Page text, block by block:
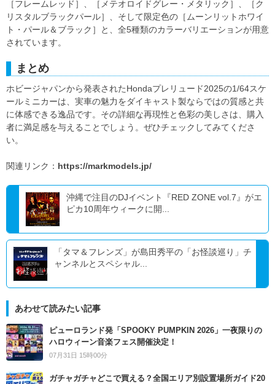
［フレームレッド］、［メテオロイドグレー・メタリック］、［ク
リスタルブラックパール］、そして限定色の［ムーンリットホワイ
ト・パール＆ブラック］と、全5種類のカラーバリエーションが用意
されています。
まとめ
ホビージャパンから発表されたHondaプレリュード2025の1/64スケ
ールミニカーは、実車の魅力をダイキャスト製ならではの質感と共
に体感できる逸品です。その詳細な再現性と色彩の美しさは、購入
者に満足感を与えることでしょう。ぜひチェックしてみてくださ
い。
関連リンク： https://markmodels.jp/
沖縄で注目のDJイベント『RED ZONE vol.7』がエ
ピカ10周年ウィークに開...
「タマ＆フレンズ」が島田秀平の「お怪談巡り」チ
ャンネルとスペシャル...
あわせて読みたい記事
ピューロランド発「SPOOKY PUMPKIN 2026」一夜限りの
ハロウィーン音楽フェス開催決定！
07月31日 15時00分
ガチャガチャどこで買える？全国エリア別設置場所ガイド20